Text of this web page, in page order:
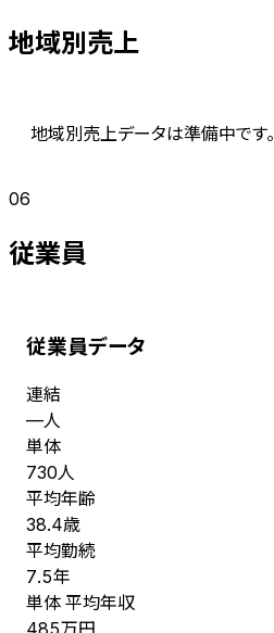
地域別売上
地域別売上データは準備中です。
06
従業員
従業員データ
連結
—人
単体
730人
平均年齢
38.4歳
平均勤続
7.5年
単体 平均年収
485万円